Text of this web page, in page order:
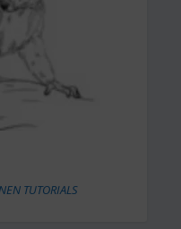
TUTORIALS